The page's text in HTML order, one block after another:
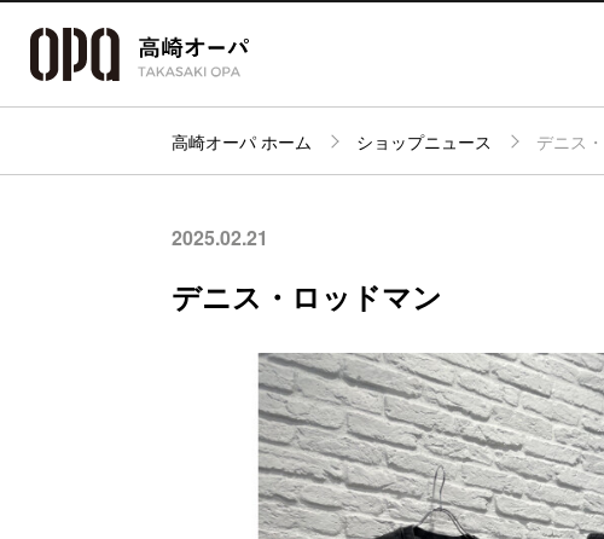
パーキング
高崎オーパ ホーム ショップニュース デニス
2025.02.21
デニス・ロッドマン